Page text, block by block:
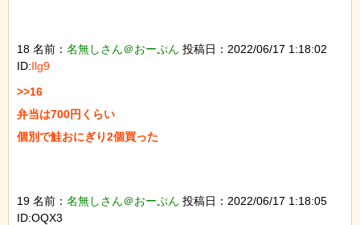
18 名前： 名無しさん＠おーぷん 投稿日：2022/06/17 1:18:02
ID:Ilg9
>>16
弁当は700円くらい
個別で鮭おにぎり2個買った
19 名前： 名無しさん＠おーぷん 投稿日：2022/06/17 1:18:05
ID:OQX3